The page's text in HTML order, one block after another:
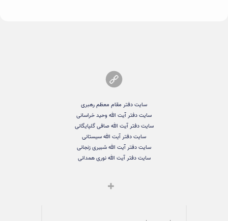
سایت دفتر مقام معظم رهبری
سایت دفتر آیت الله وحید خراسانی
سایت دفتر آیت الله صافی گلپایگانی
سایت دفتر آیت الله سیستانی
سایت دفتر آیت الله شبیری زنجانی
سایت دفتر آیت الله نوری همدانی